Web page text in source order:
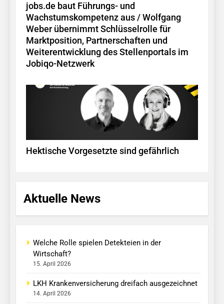
jobs.de baut Führungs- und
Wachstumskompetenz aus / Wolfgang
Weber übernimmt Schlüsselrolle für
Marktposition, Partnerschaften und
Weiterentwicklung des Stellenportals im
Jobiqo-Netzwerk
Hektische Vorgesetzte sind gefährlich
Aktuelle News
Welche Rolle spielen Detekteien in der
Wirtschaft?
15. April 2026
LKH Krankenversicherung dreifach ausgezeichnet
14. April 2026